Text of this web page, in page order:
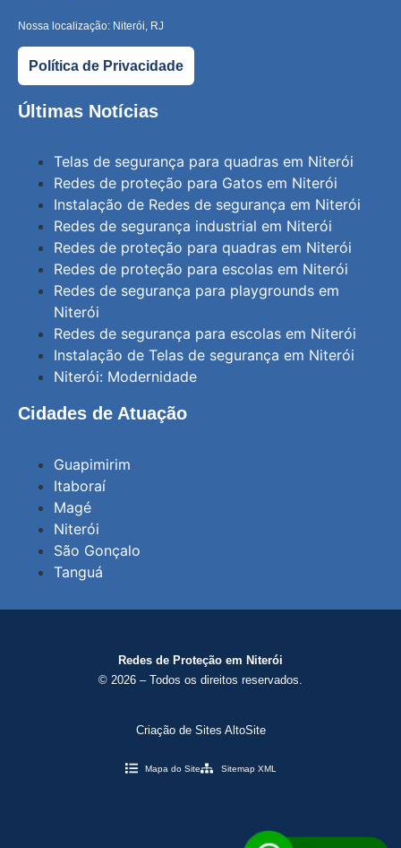
Nossa localização: Niterói, RJ
Política de Privacidade
Últimas Notícias
Telas de segurança para quadras em Niterói
Redes de proteção para Gatos em Niterói
Instalação de Redes de segurança em Niterói
Redes de segurança industrial em Niterói
Redes de proteção para quadras em Niterói
Redes de proteção para escolas em Niterói
Redes de segurança para playgrounds em
Niterói
Redes de segurança para escolas em Niterói
Instalação de Telas de segurança em Niterói
Niterói: Modernidade
Cidades de Atuação
Guapimirim
Itaboraí
Magé
Niterói
São Gonçalo
Tanguá
Redes de Proteção em Niterói
© 2026 – Todos os direitos reservados.
Criação de Sites AltoSite
Mapa do Site Sitemap XML